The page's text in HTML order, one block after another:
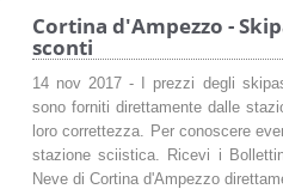
Cortina d'Ampezzo -
sconti
14 nov 2017 - I prezzi degli
sono forniti direttamente dalle
loro correttezza. Per conoscere
stazione sciistica. Ricevi i
Neve di Cortina d'Ampezzo